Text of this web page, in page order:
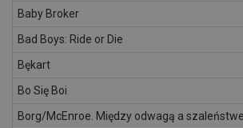
Baby Broker
Bad Boys: Ride or Die
Bękart
Bo Się Boi
Borg/McEnroe. Między odwagą a